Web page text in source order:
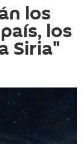
los
los
Siria"